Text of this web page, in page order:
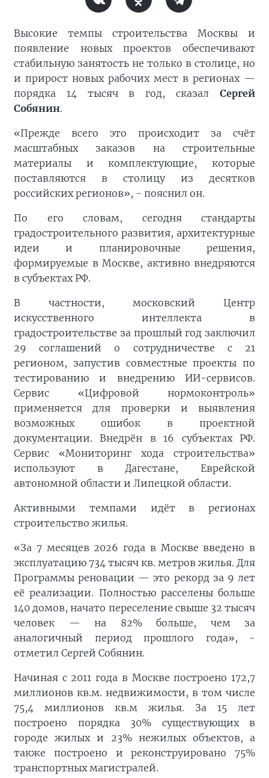
Высокие темпы строительства Москвы и
появление новых проектов обеспечивают
стабильную занятость не только в столице, но
и прирост новых рабочих мест в регионах —
порядка 14 тысяч в год, сказал Сергей
Собянин.
«Прежде всего это происходит за счёт
масштабных заказов на строительные
материалы и комплектующие, которые
поставляются в столицу из десятков
российских регионов», - пояснил он.
По его словам, сегодня стандарты
градостроительного развития, архитектурные
идеи и планировочные решения,
формируемые в Москве, активно внедряются
в субъектах РФ.
В частности, московский Центр
искусственного интеллекта в
градостроительстве за прошлый год заключил
29 соглашений о сотрудничестве с 21
регионом, запустив совместные проекты по
тестированию и внедрению ИИ-сервисов.
Сервис «Цифровой нормоконтроль»
применяется для проверки и выявления
возможных ошибок в проектной
документации. Внедрён в 16 субъектах РФ.
Сервис «Мониторинг хода строительства»
используют в Дагестане, Еврейской
автономной области и Липецкой области.
Активными темпами идёт в регионах
строительство жилья.
«За 7 месяцев 2026 года в Москве введено в
эксплуатацию 734 тысяч кв. метров жилья. Для
Программы реновации — это рекорд за 9 лет
её реализации. Полностью расселены больше
140 домов, начато переселение свыше 32 тысяч
человек — на 82% больше, чем за
аналогичный период прошлого года», -
отметил Сергей Собянин.
Начиная с 2011 года в Москве построено 172,7
миллионов кв.м. недвижимости, в том числе
75,4 миллионов кв.м жилья. За 15 лет
построено порядка 30% существующих в
городе жилых и 23% нежилых объектов, а
также построено и реконструировано 75%
транспортных магистралей.